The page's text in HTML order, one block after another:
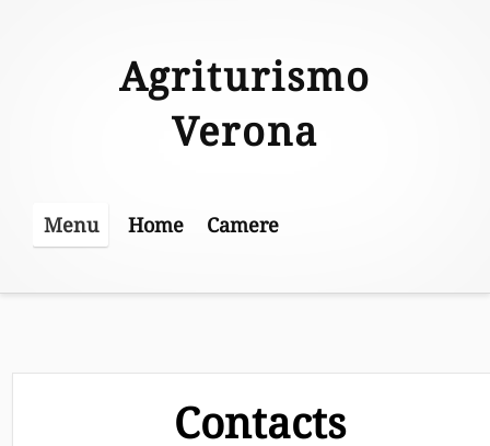
Agriturismo
Verona
Menu Home Camere
Contacts